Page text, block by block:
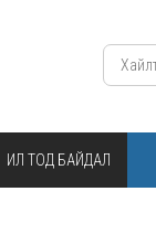
ИЛ ТОД БАЙДАЛ